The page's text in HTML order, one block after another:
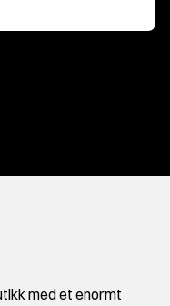
med et enormt